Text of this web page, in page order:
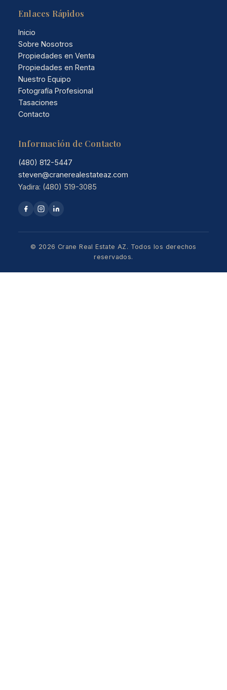
Enlaces Rápidos
Inicio
Sobre Nosotros
Propiedades en Venta
Propiedades en Renta
Nuestro Equipo
Fotografía Profesional
Tasaciones
Contacto
Información de Contacto
(480) 812-5447
steven@cranerealestateaz.com
Yadira: (480) 519-3085
© 2026 Crane Real Estate AZ. Todos los derechos
reservados.